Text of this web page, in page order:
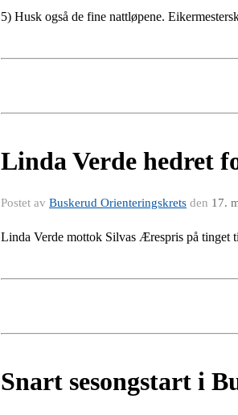
5) Husk også de fine nattløpene.
Linda Verde hedret
Postet av Buskerud Orienteringskrets den 17.
Linda Verde mottok Silvas Ærespris på tinget
Snart sesongstart i